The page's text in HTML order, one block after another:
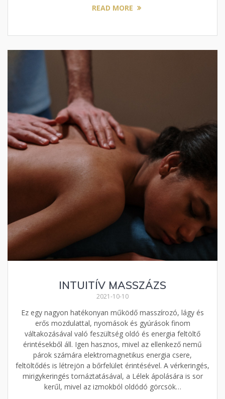
READ MORE
INTUITÍV MASSZÁZS
2021-10-10
Ez egy nagyon hatékonyan működő masszírozó, lágy és
erős mozdulattal, nyomások és gyúrások finom
váltakozásával való feszültség oldó és energia feltöltő
érintésekből áll. Igen hasznos, mivel az ellenkező nemű
párok számára elektromagnetikus energia csere,
feltöltődés is létrejön a bőrfelület érintésével. A vérkeringés,
mirigykeringés tornáztatásával, a Lélek ápolására is sor
kerűl, mivel az izmokból oldódó görcsök…